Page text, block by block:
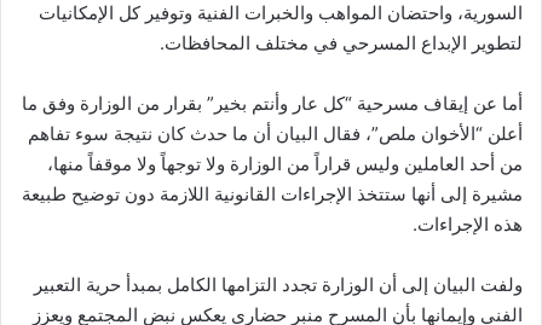
السورية، واحتضان المواهب والخبرات الفنية وتوفير كل الإمكانيات
لتطوير الإبداع المسرحي في مختلف المحافظات.
أما عن إيقاف مسرحية “كل عار وأنتم بخير” بقرار من الوزارة وفق ما
أعلن “الأخوان ملص”، فقال البيان أن ما حدث كان نتيجة سوء تفاهم
من أحد العاملين وليس قراراً من الوزارة ولا توجهاً ولا موقفاً منها،
مشيرة إلى أنها ستتخذ الإجراءات القانونية اللازمة دون توضيح طبيعة
هذه الإجراءات.
ولفت البيان إلى أن الوزارة تجدد التزامها الكامل بمبدأ حرية التعبير
الفني وإيمانها بأن المسرح منبر حضاري يعكس نبض المجتمع ويعزز